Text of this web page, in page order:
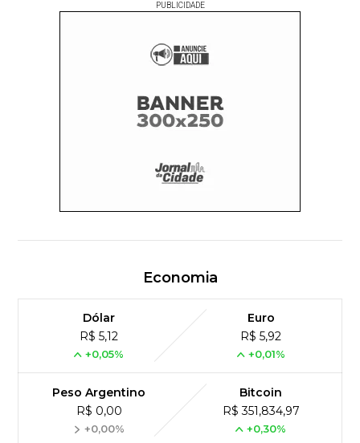
PUBLICIDADE
Economia
Dólar
R$ 5,12
+0,05%
Euro
R$ 5,92
+0,01%
Peso Argentino
R$ 0,00
+0,00%
Bitcoin
R$ 351,834,97
+0,30%